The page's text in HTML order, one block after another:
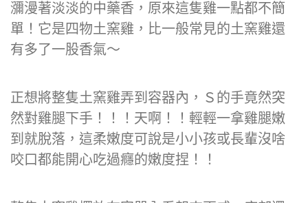
瀰漫著淡淡的中藥香，原來這隻雞一點都不簡
單！它是四物土窯雞，比一般常見的土窯雞還
有多了一股香氣～
正想將整隻土窯雞弄到容器內，Ｓ的手竟然突
然對雞腿下手！！！天啊！！輕輕一拿雞腿嫩
到就脫落，這柔嫩度可說是小小孩或長輩沒啥
咬口都能開心吃過癮的嫩度捏！！